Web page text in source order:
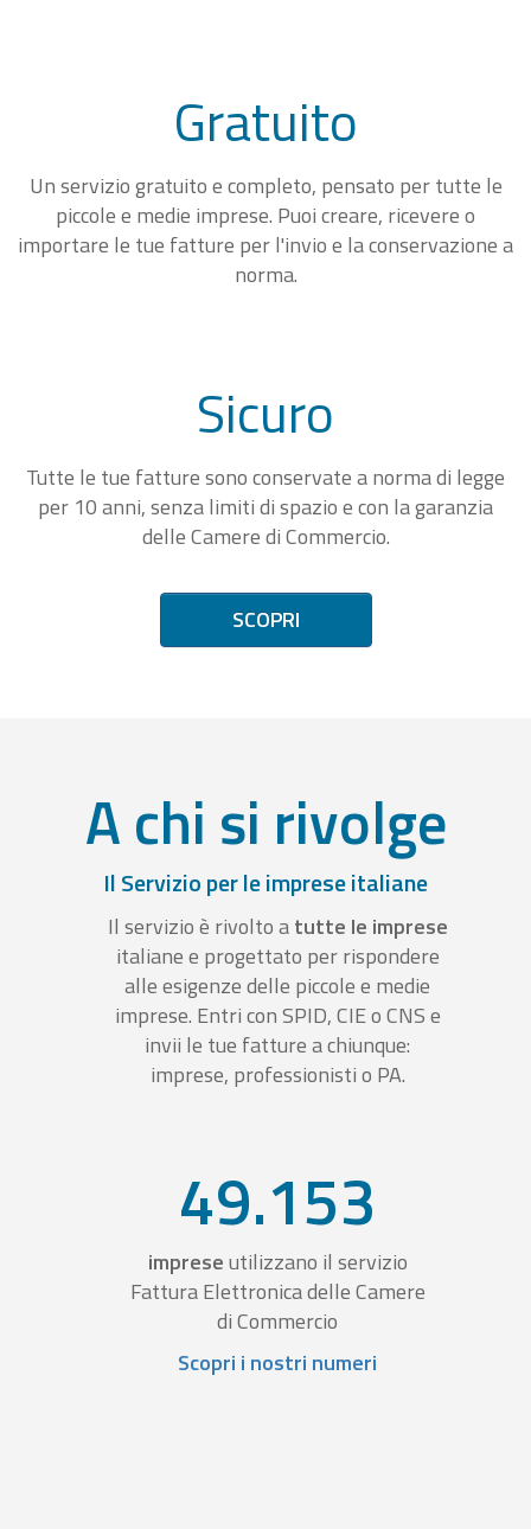
Gratuito
Un servizio gratuito e completo, pensato per tutte le
piccole e medie imprese. Puoi creare, ricevere o
importare le tue fatture per l'invio e la conservazione a
norma.
Sicuro
Tutte le tue fatture sono conservate a norma di legge
per 10 anni, senza limiti di spazio e con la garanzia
delle Camere di Commercio.
SCOPRI
A chi si rivolge
Il Servizio per le imprese italiane
Il servizio è rivolto atutte le imprese
italiane e progettato per rispondere
alle esigenze delle piccole e medie
imprese. Entri con SPID, CIE o CNS e
invii le tue fatture a chiunque:
imprese, professionisti o PA.
49.153
impreseutilizzano il servizio
Fattura Elettronica delle Camere
di Commercio
Scopri i nostri numeri